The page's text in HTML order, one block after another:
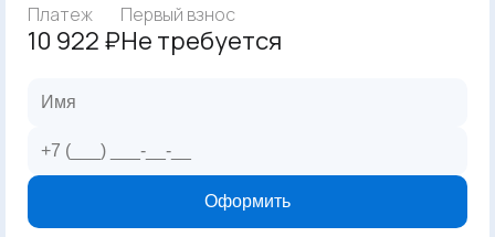
Платеж
10 922 ₽
Первый взнос
Не требуется
Оформить